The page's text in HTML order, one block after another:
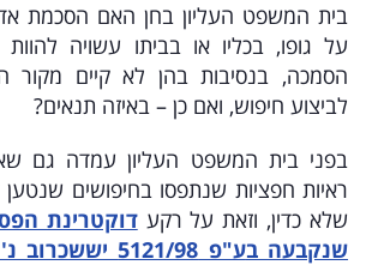
בית המשפט העליון בחן האם הסכמת
על גופו, בכליו או בביתו עשויה
הסמכה, בנסיבות בהן לא קיים מקור
לביצוע חיפוש, ואם כן – באיזה תנאים?
בפני בית המשפט העליון עמדה גם
ראיות חפציות שנתפסו בחיפושים שנטען
שלא כדין, וזאת על רקעדוקטרינת
שנקבעה ב
ע"פ 5121/98